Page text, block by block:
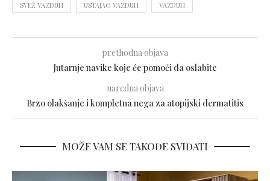
SVEŽ VAZDUH USTAJAO VAZDUH VAZDUH
prethodna objava
Jutarnje navike koje će pomoći da oslabite
naredna objava
Brzo olakšanje i kompletna nega za atopijski dermatitis
MOŽE VAM SE TAKOĐE SVIĐATI